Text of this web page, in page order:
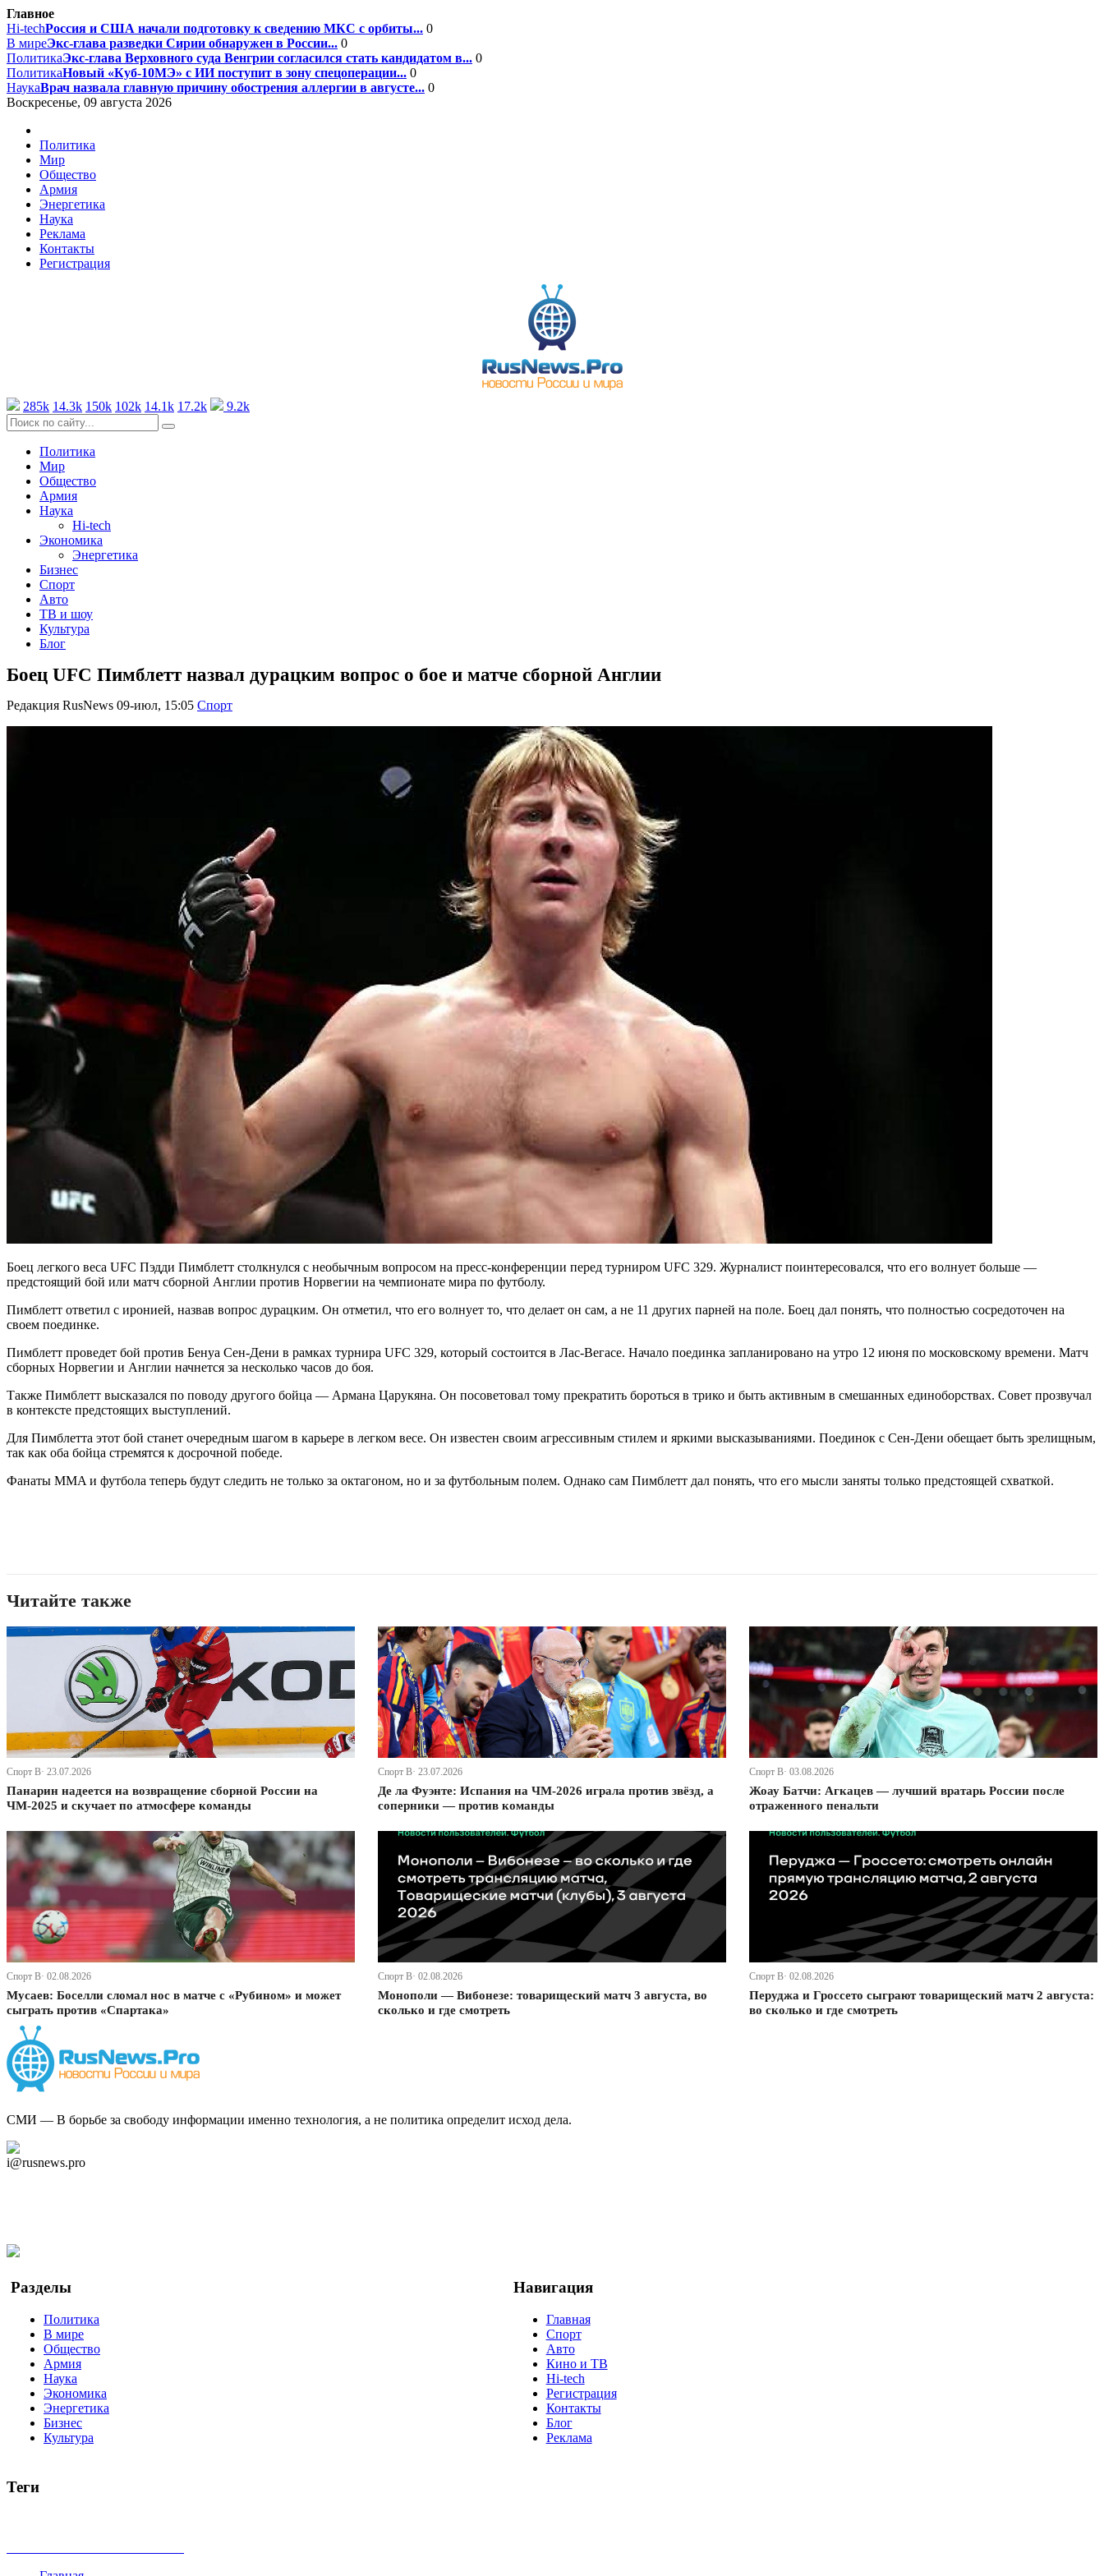
Главное
Hi-techРоссия и США начали подготовку к сведению МКС с орбиты... 0
В миреЭкс-глава разведки Сирии обнаружен в России... 0
ПолитикаЭкс-глава Верховного суда Венгрии согласился стать кандидатом в... 0
ПолитикаНовый «Куб-10МЭ» с ИИ поступит в зону спецоперации... 0
НаукаВрач назвала главную причину обострения аллергии в августе... 0
Воскресенье, 09 августа 2026
Политика
Мир
Общество
Армия
Энергетика
Наука
Реклама
Контакты
Регистрация
285k 14.3k 150k 102k 14.1k 17.2k 9.2k
Политика
Мир
Общество
Армия
Наука
Hi-tech
Экономика
Энергетика
Бизнес
Спорт
Авто
ТВ и шоу
Культура
Блог
Боец UFC Пимблетт назвал дурацким вопрос о бое и матче сборной Англии
Редакция RusNews 09-июл, 15:05 Спорт
Боец легкого веса UFC Пэдди Пимблетт столкнулся с необычным вопросом на пресс-конференции перед турниром UFC 329. Журналист поинтересовался, что его волнует больше —
предстоящий бой или матч сборной Англии против Норвегии на чемпионате мира по футболу.
Пимблетт ответил с иронией, назвав вопрос дурацким. Он отметил, что его волнует то, что делает он сам, а не 11 других парней на поле. Боец дал понять, что полностью сосредоточен на
своем поединке.
Пимблетт проведет бой против Бенуа Сен-Дени в рамках турнира UFC 329, который состоится в Лас-Вегасе. Начало поединка запланировано на утро 12 июня по московскому времени. Матч
сборных Норвегии и Англии начнется за несколько часов до боя.
Также Пимблетт высказался по поводу другого бойца — Армана Царукяна. Он посоветовал тому прекратить бороться в трико и быть активным в смешанных единоборствах. Совет прозвучал
в контексте предстоящих выступлений.
Для Пимблетта этот бой станет очередным шагом в карьере в легком весе. Он известен своим агрессивным стилем и яркими высказываниями. Поединок с Сен-Дени обещает быть зрелищным,
так как оба бойца стремятся к досрочной победе.
Фанаты MMA и футбола теперь будут следить не только за октагоном, но и за футбольным полем. Однако сам Пимблетт дал понять, что его мысли заняты только предстоящей схваткой.
Читайте также
Спорт В· 23.07.2026
Панарин надеется на возвращение сборной России на
ЧМ-2025 и скучает по атмосфере команды
Спорт В· 23.07.2026
Де ла Фуэнте: Испания на ЧМ-2026 играла против звёзд, а
соперники — против команды
Спорт В· 03.08.2026
Жоау Батчи: Агкацев — лучший вратарь России после
отраженного пенальти
Спорт В· 02.08.2026
Мусаев: Боселли сломал нос в матче с «Рубином» и может
сыграть против «Спартака»
Спорт В· 02.08.2026
Монополи — Вибонезе: товарищеский матч 3 августа, во
сколько и где смотреть
Спорт В· 02.08.2026
Перуджа и Гроссето сыграют товарищеский матч 2 августа:
во сколько и где смотреть
СМИ — В борьбе за свободу информации именно технология, а не политика определит исход дела.
i@rusnews.pro
Разделы
Политика
В мире
Общество
Армия
Наука
Экономика
Энергетика
Бизнес
Культура
Навигация
Главная
Спорт
Авто
Кино и ТВ
Hi-tech
Регистрация
Контакты
Блог
Реклама
Теги